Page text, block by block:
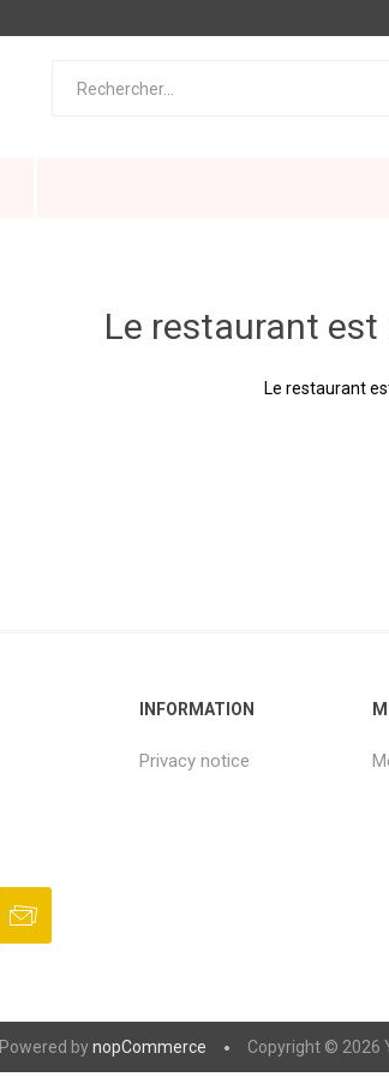
Le restaurant
Le restaurant
INFORMATION
Privacy notice
Powered bynopCommerce Copyright © 2026